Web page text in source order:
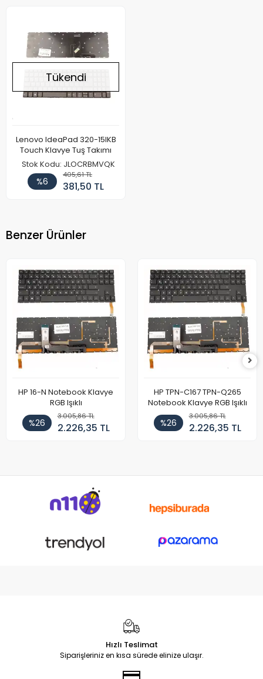
Tükendi
Lenovo IdeaPad 320-15IKB
Touch Klavye Tuş Takımı
Stok Kodu: JLOCRBMVQK
%6
405,61 TL
381,50 TL
Benzer Ürünler
HP 16-N Notebook Klavye
RGB Işıklı
%26
3.005,86 TL
2.226,35 TL
HP TPN-C167 TPN-Q265
Notebook Klavye RGB Işıklı
%26
3.005,86 TL
2.226,35 TL
Hızlı Teslimat
Siparişleriniz en kısa sürede elinize ulaşır.